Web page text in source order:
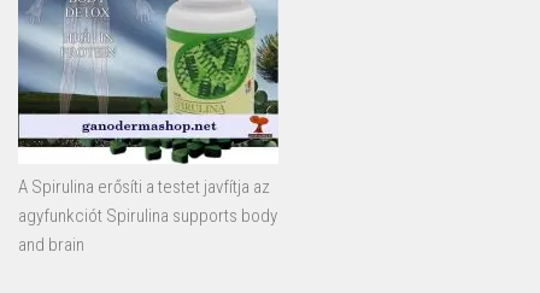
A Spirulina erősíti a testet javfítja az
agyfunkciót Spirulina supports body
and brain